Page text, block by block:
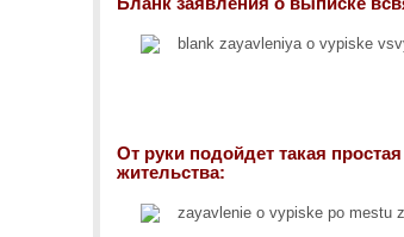
От руки подойдет такая
жительства: